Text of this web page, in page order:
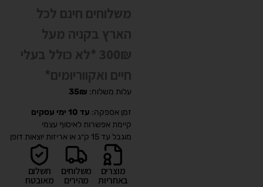
משלוחים חינם לכל
הארץ בקניה מעל
300₪ *לא כולל בעלי
חיים ואקווריומים*
עלות משלוח: 35₪
זמן אספקה: עד 10 ימי עסקים
קיימת אפשרות לאיסוף עצמי
מוגבל עד 15 ק״ג או אריזות יוצאות דופן
מוצרים
באחריות
משלוחים
מהירים
תשלום
מאובטח